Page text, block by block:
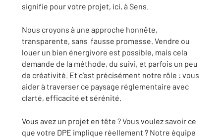
signifie pour votre projet, ici, à Sens.
Nous croyons à une approche honnête,
transparente, sans fausse promesse. Vendre ou
louer un bien énergivore est possible, mais cela
demande de la méthode, du suivi, et parfois un peu
de créativité. Et c’est précisément notre rôle : vous
aider à traverser ce paysage réglementaire avec
clarté, efficacité et sérénité.
Vous avez un projet en tête ? Vous voulez savoir ce
que votre DPE implique réellement ? Notre équipe